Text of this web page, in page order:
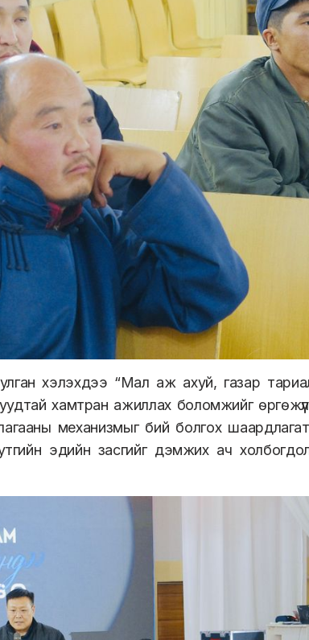
хэлэхдээ “Мал аж ахуй, газар
хамтран ажиллах боломжийг
механизмыг бий болгох
эдийн засгийг дэмжих ач